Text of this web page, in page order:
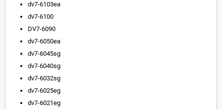
dv7-6103ea
dv7-6100
DV7-6090
dv7-6050ea
dv7-6045sg
dv7-6040sg
dv7-6032sg
dv7-6025eg
dv7-6021eg